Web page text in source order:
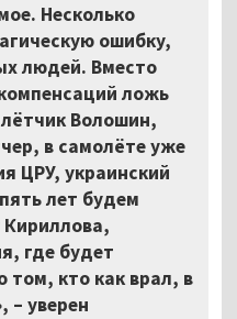
Несколько
ошибку,
людей. Вместо
ложь
Волошин,
в самолёте уже
ЦРУ, украинский
лет будем
Кириллова,
где будет
том, кто как врал, в
– уверен